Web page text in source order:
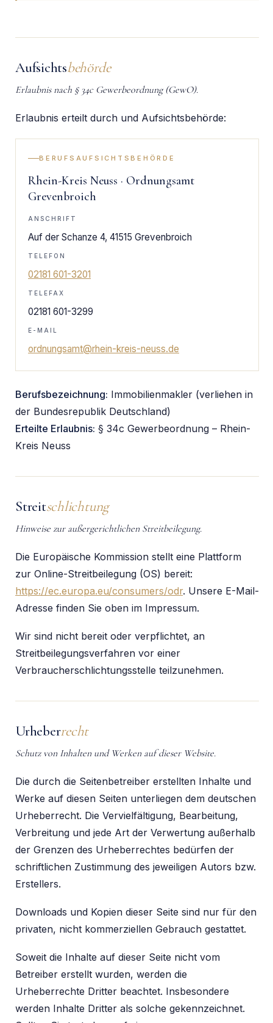
Aufsichtsbehörde
Erlaubnis nach § 34c Gewerbeordnung (GewO).
Erlaubnis erteilt durch und Aufsichtsbehörde:
BERUFSAUFSICHTSBEHÖRDE
Rhein-Kreis Neuss · Ordnungsamt
Grevenbroich
ANSCHRIFT
Auf der Schanze 4, 41515 Grevenbroich
TELEFON
02181 601-3201
TELEFAX
02181 601-3299
E-MAIL
ordnungsamt@rhein-kreis-neuss.de
Berufsbezeichnung: Immobilienmakler (verliehen in
der Bundesrepublik Deutschland)
Erteilte Erlaubnis: § 34c Gewerbeordnung – Rhein-
Kreis Neuss
Streitschlichtung
Hinweise zur außergerichtlichen Streitbeilegung.
Die Europäische Kommission stellt eine Plattform
zur Online-Streitbeilegung (OS) bereit:
https://ec.europa.eu/consumers/odr. Unsere E-Mail-
Adresse finden Sie oben im Impressum.
Wir sind nicht bereit oder verpflichtet, an
Streitbeilegungsverfahren vor einer
Verbraucherschlichtungsstelle teilzunehmen.
Urheberrecht
Schutz von Inhalten und Werken auf dieser Website.
Die durch die Seitenbetreiber erstellten Inhalte und
Werke auf diesen Seiten unterliegen dem deutschen
Urheberrecht. Die Vervielfältigung, Bearbeitung,
Verbreitung und jede Art der Verwertung außerhalb
der Grenzen des Urheberrechtes bedürfen der
schriftlichen Zustimmung des jeweiligen Autors bzw.
Erstellers.
Downloads und Kopien dieser Seite sind nur für den
privaten, nicht kommerziellen Gebrauch gestattet.
Soweit die Inhalte auf dieser Seite nicht vom
Betreiber erstellt wurden, werden die
Urheberrechte Dritter beachtet. Insbesondere
werden Inhalte Dritter als solche gekennzeichnet.